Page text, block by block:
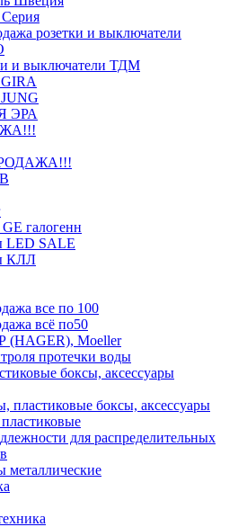
розетки и выключатели
и выключатели ТДМ
ЭРА
галогенн
LED SALE
КЛЛ
все по 100
всё по50
(HAGER), Moeller
протечки воды
боксы, аксессуары
пластиковые боксы, аксессуары
для распределительных